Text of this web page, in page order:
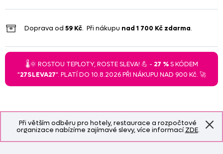
Při větším odběru pro hotely, restaurace a rozpočtové
organizace nabízíme zajímavé slevy, více informacíZDE.
Doprava od 59 Kč. Při nákupu nad 1 700 Kč zdarma.
🌡️🌞 ROSTOU TEPLOTY, ROSTE SLEVA! 💪 - 27 %S KÓDEM
"27SLEVA27". PLATÍ DO 10.8.2026 PŘI NÁKUPU NAD 900 Kč. 🚀